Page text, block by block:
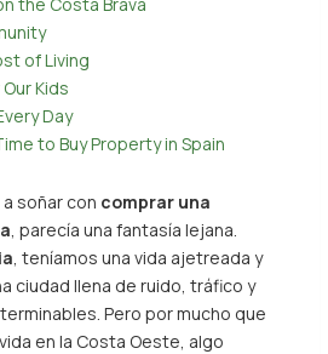
of Living
Kids
Day
to Buy Property in Spain
soñar con comprar una
, parecía una fantasía lejana.
, teníamos una vida ajetreada y
ciudad llena de ruido, tráfico y
Pero por mucho que
en la Costa Oeste, algo